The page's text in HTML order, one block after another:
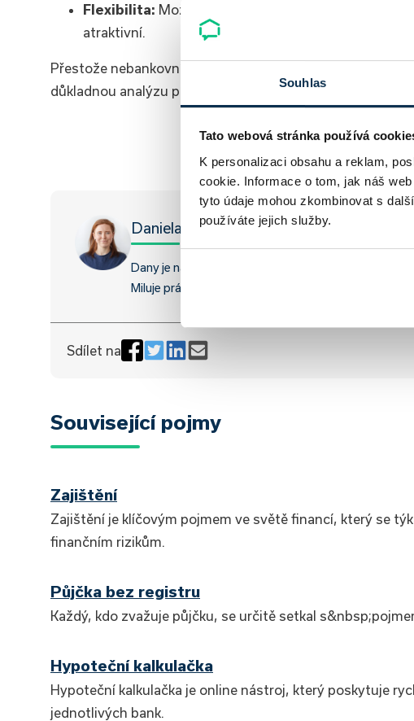
Souhlas
Tato webová stránka používá
K personalizaci obsahu a reklam,
cookie. Informace o tom, jak náš
tyto údaje mohou zkombinovat s
používáte jejich služby.
Flexibilita: Možnost přizpůsobit úvěrové podmínky
atraktivní.
Přestože nebankovní
důkladnou analýzu podmínek úvěru před přijetím
Daniela Opletalová
Dany je naše grafička a content specialistka, která
Miluje práci v kolektivu a na smysluplných projektech.
Sdílet na
Související pojmy
Zajištění
Zajištění je klíčovým pojmem ve světě financí, který se
finančním rizikům.
Půjčka bez registru
Každý, kdo zvažuje půjčku, se určitě setkal
Hypoteční kalkulačka
Hypoteční kalkulačka je online nástroj, který poskytuje
jednotlivých bank.